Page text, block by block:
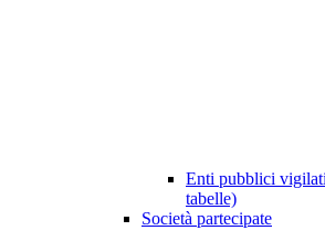
Enti pubblici
tabelle)
Società partecipate